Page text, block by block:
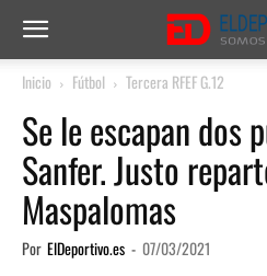
Inicio Fútbol Tercera RFEF G.12
Se le escapan dos
Sanfer. Justo
Maspalomas
Por ElDeportivo.es - 07/03/2021